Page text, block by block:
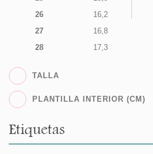
26
16,2
27
16,8
28
17,3
TALLA
PLANTILLA INTERIOR (CM)
Etiquetas